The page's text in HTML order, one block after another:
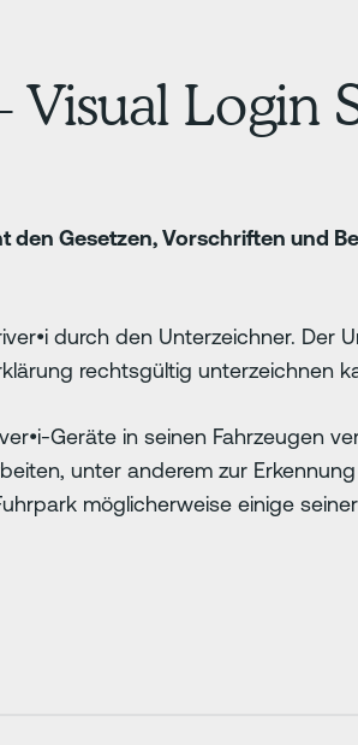
Login
Gesetzen, Vorschriften und
durch den Unterzeichner. Der
rechtsgültig unterzeichnen
Geräte in seinen Fahrzeugen
unter anderem zur
möglicherweise einige